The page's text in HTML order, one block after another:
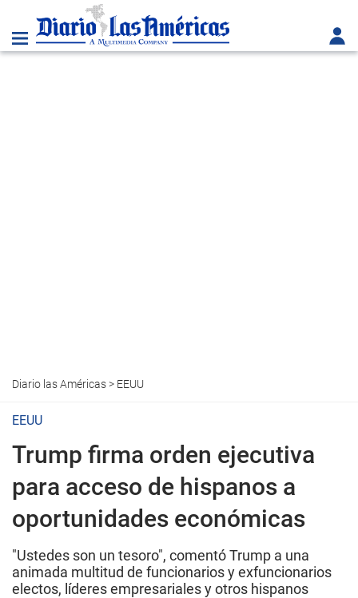
Diario las Américas> EEUU
EEUU
Trump firma orden ejecutiva
para acceso de hispanos a
oportunidades económicas
"Ustedes son un tesoro", comentó Trump a una
animada multitud de funcionarios y exfuncionarios
electos, líderes empresariales y otros hispanos